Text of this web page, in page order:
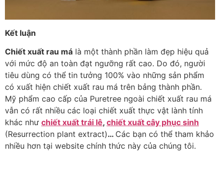
Kết luận
Chiết xuất rau má là một thành phần làm đẹp hiệu quả
với mức độ an toàn đạt ngưỡng rất cao. Do đó, người
tiêu dùng có thể tin tưởng 100% vào những sản phẩm
có xuất hiện chiết xuất rau má trên bảng thành phần.
Mỹ phẩm cao cấp của Puretree ngoài chiết xuất rau má
vẫn có rất nhiều các loại chiết xuất thực vật lành tính
khác như chiết xuất trái lê, chiết xuất cây phục sinh
(Resurrection plant extract)… Các bạn có thể tham khảo
nhiều hơn tại website chính thức này của chúng tôi.